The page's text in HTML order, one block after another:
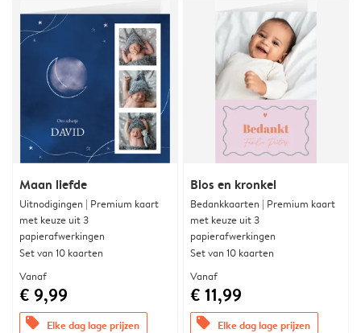
Maan liefde
Uitnodigingen | Premium kaart
met keuze uit 3
papierafwerkingen
Set van 10 kaarten
Vanaf
€ 9,99
offers Elke dag lage prijzen
Blos en kronkel
Bedankkaarten | Premium kaart
met keuze uit 3
papierafwerkingen
Set van 10 kaarten
Vanaf
€ 11,99
offers Elke dag lage prijzen